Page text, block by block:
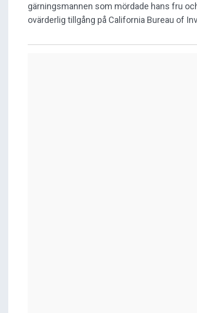
gärningsmannen som mördade hans fru
ovärderlig tillgång på California Bureau of